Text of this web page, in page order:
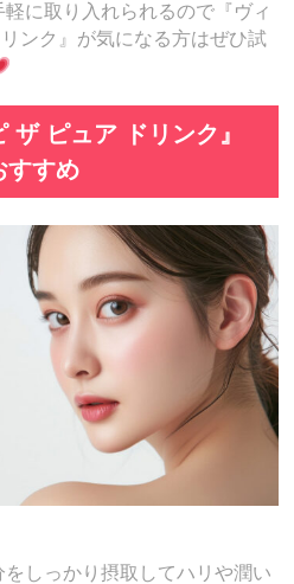
に取り入れられるので『ヴィ
ンク』が気になる方はぜひ試
ザ ピュア ドリンク』
すすめ
しっかり摂取してハリや潤い